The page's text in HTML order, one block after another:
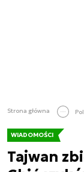
Strona główna
WIADOMOŚCI
Tajwan